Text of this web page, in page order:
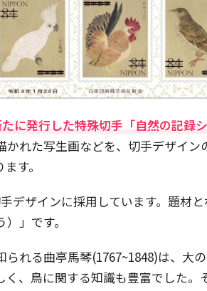
に発行した特殊切手「自然の記録シ
かれた写生画などを、切手デザイン
す。
デザインに採用しています。題材
」です。
られる曲亭馬琴(1767~1848)は、大
く、鳥に関する知識も豊富でした。